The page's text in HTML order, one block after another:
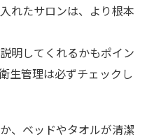
れたサロンは、より根本
明してくれるかもポイン
生管理は必ずチェックし
、ベッドやタオルが清潔